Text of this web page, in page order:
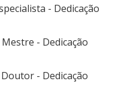
- Dedicação
Mestre - Dedicação
- Dedicação